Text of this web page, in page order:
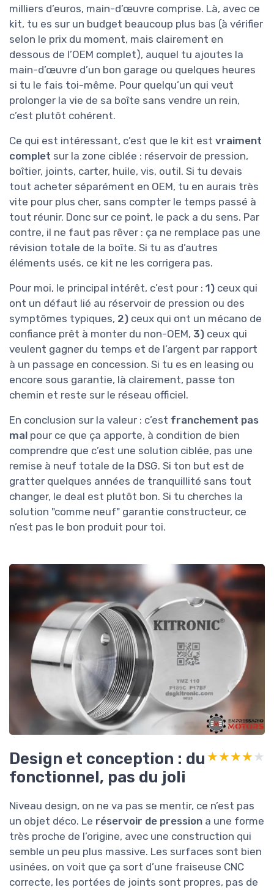
milliers d’euros, main-d’œuvre comprise. Là, avec ce
kit, tu es sur un budget beaucoup plus bas (à vérifier
selon le prix du moment, mais clairement en
dessous de l’OEM complet), auquel tu ajoutes la
main-d’œuvre d’un bon garage ou quelques heures
si tu le fais toi-même. Pour quelqu’un qui veut
prolonger la vie de sa boîte sans vendre un rein,
c’est plutôt cohérent.
Ce qui est intéressant, c’est que le kit est vraiment
complet sur la zone ciblée : réservoir de pression,
boîtier, joints, carter, huile, vis, outil. Si tu devais
tout acheter séparément en OEM, tu en aurais très
vite pour plus cher, sans compter le temps passé à
tout réunir. Donc sur ce point, le pack a du sens. Par
contre, il ne faut pas rêver : ça ne remplace pas une
révision totale de la boîte. Si tu as d’autres
éléments usés, ce kit ne les corrigera pas.
Pour moi, le principal intérêt, c’est pour : 1) ceux qui
ont un défaut lié au réservoir de pression ou des
symptômes typiques, 2) ceux qui ont un mécano de
confiance prêt à monter du non-OEM, 3) ceux qui
veulent gagner du temps et de l’argent par rapport
à un passage en concession. Si tu es en leasing ou
encore sous garantie, là clairement, passe ton
chemin et reste sur le réseau officiel.
En conclusion sur la valeur : c’est franchement pas
mal pour ce que ça apporte, à condition de bien
comprendre que c’est une solution ciblée, pas une
remise à neuf totale de la DSG. Si ton but est de
gratter quelques années de tranquillité sans tout
changer, le deal est plutôt bon. Si tu cherches la
solution "comme neuf" garantie constructeur, ce
n’est pas le bon produit pour toi.
Design et conception : du
fonctionnel, pas du joli
★★★★★
★★★★★
Niveau design, on ne va pas se mentir, ce n’est pas
un objet déco. Le réservoir de pression a une forme
très proche de l’origine, avec une construction qui
semble un peu plus massive. Les surfaces sont bien
usinées, on voit que ça sort d’une fraiseuse CNC
correcte, les portées de joints sont propres, pas de